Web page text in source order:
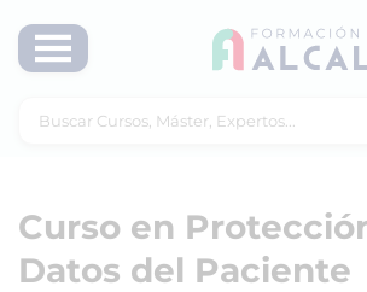
Curso en
Datos del Paciente